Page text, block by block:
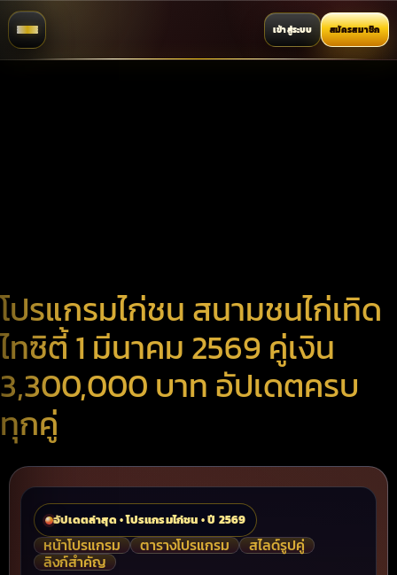
เข้าสู่ระบบ สมัครสมาชิก
โปรแกรมไก่ชน สนามชนไก่เทิด
ไทซิตี้ 1 มีนาคม 2569 คู่เงิน
3,300,000 บาท อัปเดตครบ
ทุกคู่
อัปเดตล่าสุด • โปรแกรมไก่ชน • ปี 2569
หน้าโปรแกรม ตารางโปรแกรม สไลด์รูปคู่
ลิงก์สำคัญ